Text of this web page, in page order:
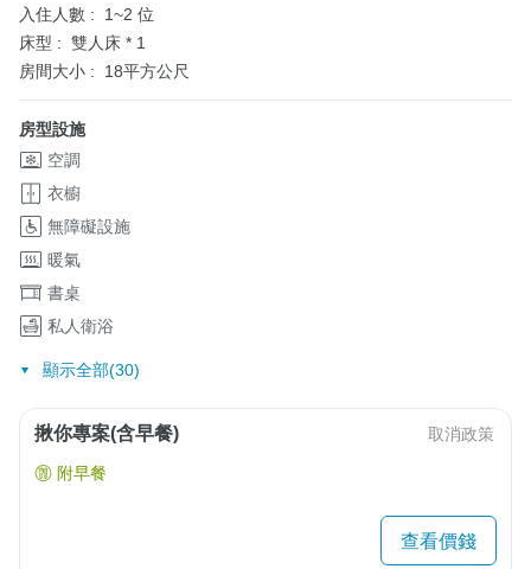
入住人數 :
1~2 位
床型 : 雙人床 * 1
房間大小 :
18平方公尺
房型設施
空調
衣櫥
無障礙設施
暖氣
書桌
私人衛浴
顯示全部(30)
揪你專案(含早餐) 取消政策
附早餐
查看價錢